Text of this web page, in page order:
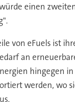
einen
von eFuels ist
an
hingegen
werden, wo